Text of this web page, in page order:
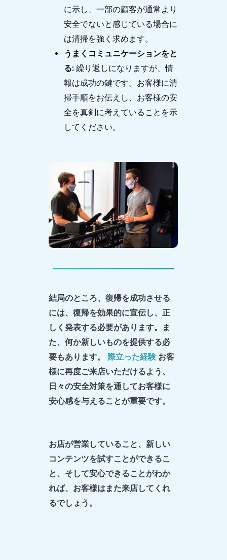
に示し、一部の顧客が通常より
安全でないと感じている場合に
は清掃を強く求めます。
うまくコミュニケーションをと
る: 繰り返しになりますが、情
報は成功の鍵です。お客様に清
掃手順をお伝えし、お客様の安
全を真剣に考えていることを示
してください。
結局のところ、復帰を成功させる
には、復帰を効果的に宣伝し、正
しく発表する必要があります。ま
た、何か新しいものを提供する必
要もあります。 際立った経験 お客
様に再度ご来店いただけるよう、
日々の安全対策を通してお客様に
安心感を与えることが重要です。
お店が営業していること、新しい
コンテンツを試すことができるこ
と、そして安心できることがわか
れば、お客様はまた来店してくれ
るでしょう。